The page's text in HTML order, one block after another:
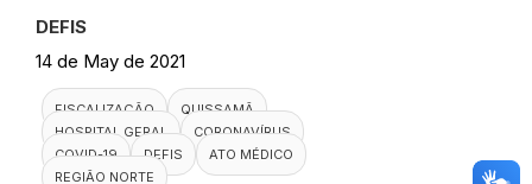
DEFIS
14 de May de 2021
FISCALIZAÇÃO
QUISSAMÃ
HOSPITAL GERAL
CORONAVÍRUS
COVID-19
DEFIS
ATO MÉDICO
REGIÃO NORTE